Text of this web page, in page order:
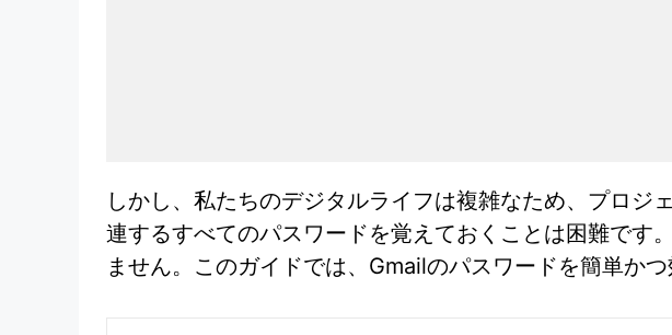
しかし、私たちのデジタルライフは複雑なため、プロ
連するすべてのパスワードを覚えておくことは困難です
ません。このガイドでは、Gmailのパスワードを簡単か